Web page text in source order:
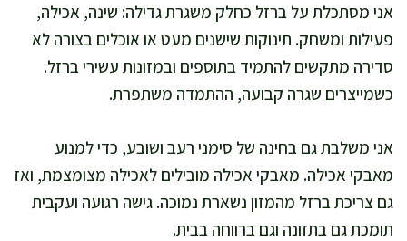
אני מסתכלת על ברזל כחלק משגרת גדילה: שינה, אכילה,
פעילות ומשחק. תינוקות שישנים מעט או אוכלים בצורה לא
סדירה מתקשים להתמיד בתוספים ובמזונות עשירי ברזל.
כשמייצרים שגרה קבועה, ההתמדה משתפרת.
אני משלבת גם בחינה של סימני רעב ושובע, כדי למנוע
מאבקי אכילה. מאבקי אכילה מובילים לאכילה מצומצמת, ואז
גם צריכת ברזל מהמזון נשארת נמוכה. גישה רגועה ועקבית
תומכת גם בתזונה וגם ברווחה בבית.